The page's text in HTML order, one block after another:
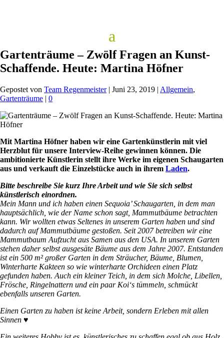
Gartenträume – Zwölf Fragen an Kunst-
Schaffende. Heute: Martina Höfner
Gepostet von Team Regenmeister| Juni 23, 2019 | Allgemein,
Gartenträume | 0
Mit Martina Höfner haben wir eine Gartenkünstlerin mit viel
Herzblut für unsere Interview-Reihe gewinnen können. Die
ambitionierte Künstlerin stellt ihre Werke im eigenen Schaugarten
aus und verkauft die Einzelstücke auch in ihrem Laden.
Bitte beschreibe Sie kurz Ihre Arbeit und wie Sie sich selbst
künstlerisch einordnen.
Mein Mann und ich haben einen Sequoia’ Schaugarten, in dem man
hauptsächlich, wie der Name schon sagt, Mammutbäume betrachten
kann. Wir wollten etwas Seltenes in unserem Garten haben und sind
dadurch auf Mammutbäume gestoßen. Seit 2007 betreiben wir eine
Mammutbaum Aufzucht aus Samen aus den USA. In unserem Garten
stehen daher selbst ausgesäte Bäume aus dem Jahre 2007. Entstanden
ist ein 500 m² großer Garten in dem Sträucher, Bäume, Blumen,
Winterharte Kakteen so wie winterharte Orchideen einen Platz
gefunden haben. Auch ein kleiner Teich, in dem sich Molche, Libellen,
Frösche, Ringelnattern und ein paar Koi‘s tümmeln, schmückt
ebenfalls unseren Garten.
Einen Garten zu haben ist keine Arbeit, sondern Erleben mit allen
Sinnen ♥️